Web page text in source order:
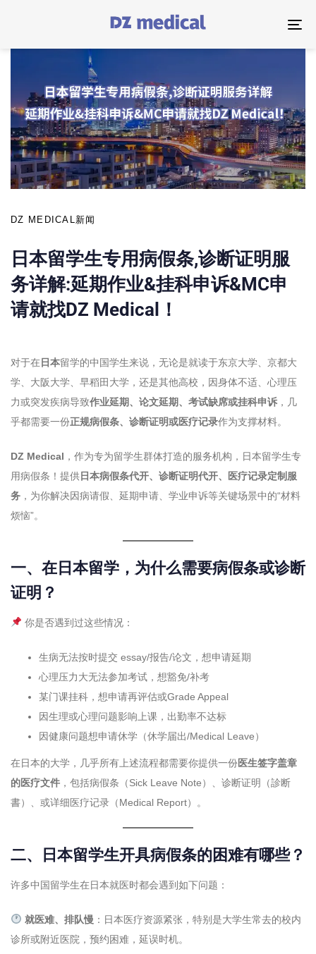
DZ MEDICAL新闻
日本留学生专用病假条,诊断证明服
务详解:延期作业&挂科申诉&MC申
请就找DZ Medical！
对于在 日本留学的中国学生来说，无论是就读于东京大学、京都大
学、大阪大学、早稻田大学，还是其他高校，因身体不适、心理压
力或突发疾病导致作业延期、论文延期、考试缺席或挂科申诉 ，几
乎都需要一份正规病假条、诊断证明或医疗记录作为支撑材料。
DZ Medical ，作为专为留学生群体打造的服务机构，日本留学生专
用病假条！提供日本病假条代开、诊断证明代开、医疗记录定制服
务 ，为你解决因病请假、延期申请、学业申诉等关键场景中的“材料
烦恼”。
一、在日本留学，为什么需要病假条或诊断
证明？
你是否遇到过这些情况：
生病无法按时提交 essay/报告/论文，想申请延期
心理压力大无法参加考试，想豁免/补考
某门课挂科，想申请再评估或Grade Appeal
因生理或心理问题影响上课，出勤率不达标
因健康问题想申请休学（休学届出/Medical Leave）
在日本的大学，几乎所有上述流程都需要你提供一份医生签字盖章
的医疗文件 ，包括病假条（Sick Leave Note）、诊断证明（診断
書）、或详细医疗记录（Medical Report）。
二、日本留学生开具病假条的困难有哪些？
许多中国留学生在日本就医时都会遇到如下问题：
就医难、排队慢 ：日本医疗资源紧张，特别是大学生常去的校内
诊所或附近医院，预约困难，延误时机。